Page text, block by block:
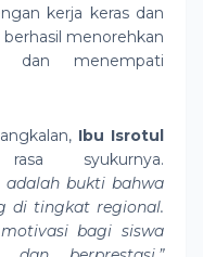
kerja keras dan
menorehkan
dan menempati
Ibu Isrotul
syukurnya.
adalah bukti bahwa
di tingkat regional.
bagi siswa